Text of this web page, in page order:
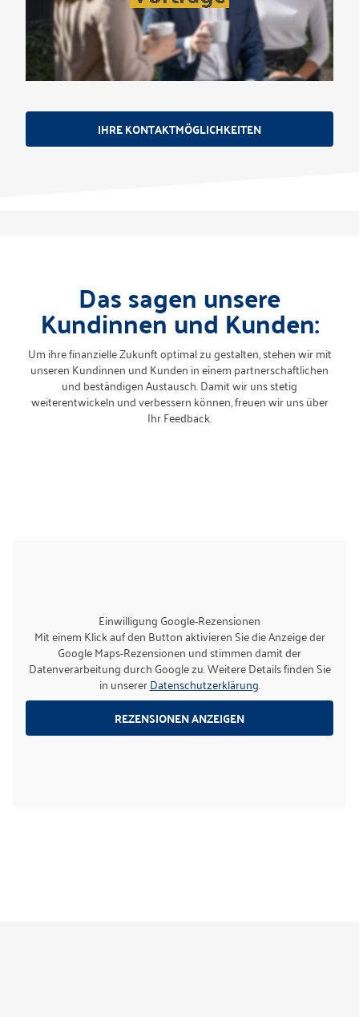
IHRE KONTAKTMÖGLICHKEITEN
Das sagen unsere
Kundinnen und Kunden:
Um ihre finanzielle Zukunft optimal zu gestalten, stehen wir mit
unseren Kundinnen und Kunden in einem partnerschaftlichen
und beständigen Austausch. Damit wir uns stetig
weiterentwickeln und verbessern können, freuen wir uns über
Ihr Feedback.
Einwilligung Google-Rezensionen
Mit einem Klick auf den Button aktivieren Sie die Anzeige der
Google Maps-Rezensionen und stimmen damit der
Datenverarbeitung durch Google zu. Weitere Details finden Sie
in unsererDatenschutzerklärung.
REZENSIONEN ANZEIGEN